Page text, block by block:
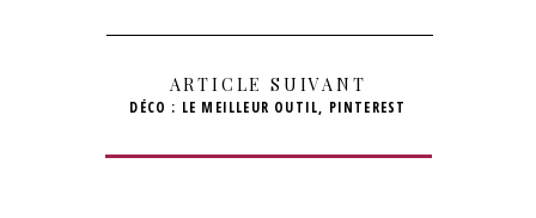
ARTICLE SUIVANT
DÉCO : LE MEILLEUR OUTIL, PINTEREST